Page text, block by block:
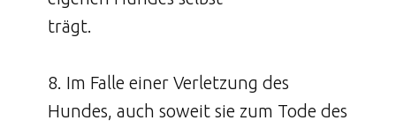
trägt.
8. Im Falle einer Verletzung des
Hundes, auch soweit sie zum Tode des